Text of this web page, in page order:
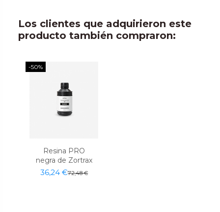
Los clientes que adquirieron este
producto también compraron:
-50%
Resina PRO
negra de Zortrax
36,24 €72,48 €